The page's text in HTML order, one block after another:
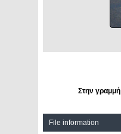
Στην
File information